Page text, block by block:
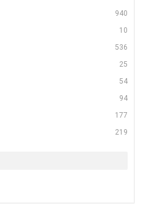
940
10
536
25
54
94
177
219